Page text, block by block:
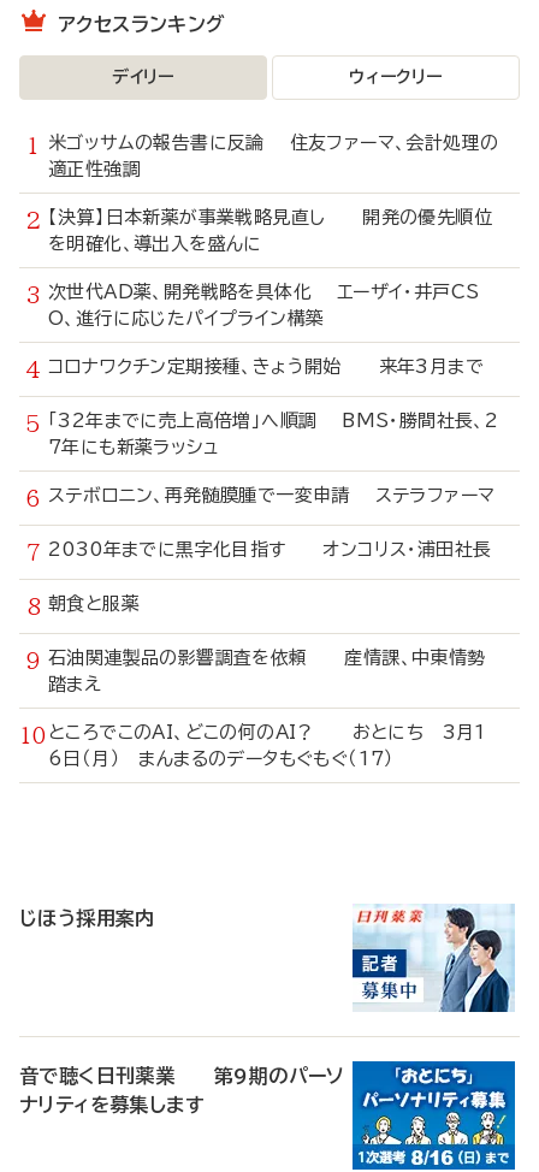
アクセスランキング
デイリー ウィークリー
米ゴッサムの報告書に反論 住友ファーマ、会計処理の
適正性強調
【決算】日本新薬が事業戦略見直し 開発の優先順位
を明確化、導出入を盛んに
次世代AD薬、開発戦略を具体化 エーザイ・井戸CS
O、進行に応じたパイプライン構築
コロナワクチン定期接種、きょう開始 来年3月まで
「32年までに売上高倍増」へ順調 BMS・勝間社長、2
7年にも新薬ラッシュ
ステボロニン、再発髄膜腫で一変申請 ステラファーマ
2030年までに黒字化目指す オンコリス・浦田社長
朝食と服薬
石油関連製品の影響調査を依頼 産情課、中東情勢
踏まえ
ところでこのAI、どこの何のAI？ おとにち 3月1
6日（月） まんまるのデータもぐもぐ（17）
じほう採用案内
音で聴く日刊薬業 第9期のパーソ
ナリティを募集します